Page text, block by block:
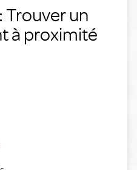
Trouver un
à proximité